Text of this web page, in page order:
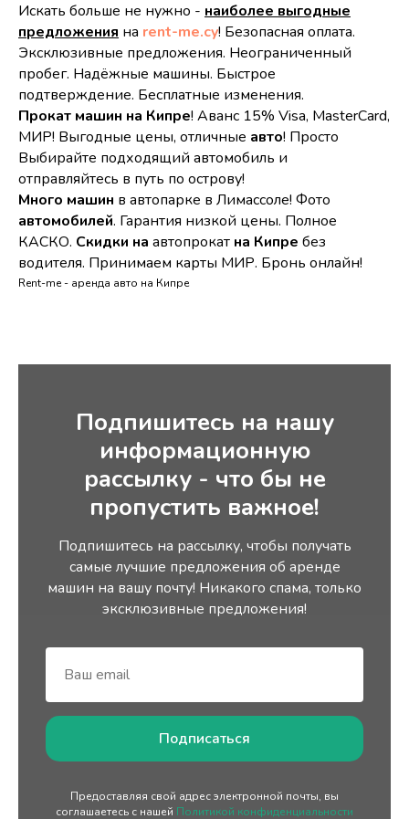
Искать больше не нужно - наиболее выгодные
предложения на rent-me.cy! Безопасная оплата.
Эксклюзивные предложения. Неограниченный
пробег. Надёжные машины. Быстрое
подтверждение. Бесплатные изменения.
Прокат машин на Кипре! Аванс 15% Visa, MasterCard,
МИР! Выгодные цены, отличные авто! Просто
Выбирайте подходящий автомобиль и
отправляйтесь в путь по острову!
Много машин в автопарке в Лимассоле! Фото
автомобилей. Гарантия низкой цены. Полное
КАСКО. Скидки на автопрокат на Кипре без
водителя. Принимаем карты МИР. Бронь онлайн!
Rent-me - аренда авто на Кипре
Подпишитесь на нашу
информационную
рассылку - что бы не
пропустить важное!
Подпишитесь на рассылку, чтобы получать
самые лучшие предложения об аренде
машин на вашу почту! Никакого спама, только
эксклюзивные предложения!
Подписаться
Предоставляя свой адрес электронной почты, вы
соглашаетесь с нашей Политикой конфиденциальности